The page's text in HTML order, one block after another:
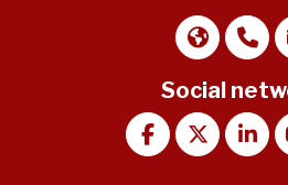
Social